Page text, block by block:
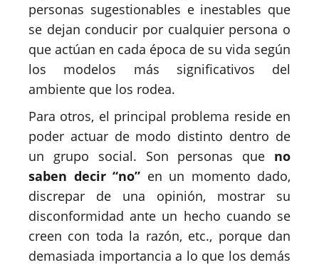
personas sugestionables e inestables que
se dejan conducir por cualquier persona o
que actúan en cada época de su vida según
los modelos más significativos del
ambiente que los rodea.
Para otros, el principal problema reside en
poder actuar de modo distinto dentro de
un grupo social. Son personas que no
saben decir “no” en un momento dado,
discrepar de una opinión, mostrar su
disconformidad ante un hecho cuando se
creen con toda la razón, etc., porque dan
demasiada importancia a lo que los demás